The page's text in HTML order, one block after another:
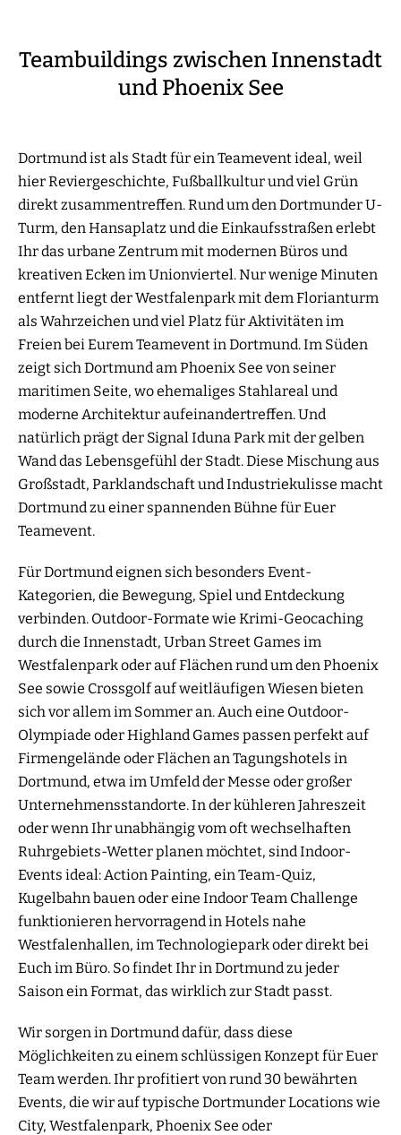
Teambuildings zwischen Innenstadt
und Phoenix See
Dortmund ist als Stadt für ein Teamevent ideal, weil
hier Reviergeschichte, Fußballkultur und viel Grün
direkt zusammentreffen. Rund um den Dortmunder U-
Turm, den Hansaplatz und die Einkaufsstraßen erlebt
Ihr das urbane Zentrum mit modernen Büros und
kreativen Ecken im Unionviertel. Nur wenige Minuten
entfernt liegt der Westfalenpark mit dem Florianturm
als Wahrzeichen und viel Platz für Aktivitäten im
Freien bei Eurem Teamevent in Dortmund. Im Süden
zeigt sich Dortmund am Phoenix See von seiner
maritimen Seite, wo ehemaliges Stahlareal und
moderne Architektur aufeinandertreffen. Und
natürlich prägt der Signal Iduna Park mit der gelben
Wand das Lebensgefühl der Stadt. Diese Mischung aus
Großstadt, Parklandschaft und Industriekulisse macht
Dortmund zu einer spannenden Bühne für Euer
Teamevent.
Für Dortmund eignen sich besonders Event-
Kategorien, die Bewegung, Spiel und Entdeckung
verbinden. Outdoor-Formate wie Krimi-Geocaching
durch die Innenstadt, Urban Street Games im
Westfalenpark oder auf Flächen rund um den Phoenix
See sowie Crossgolf auf weitläufigen Wiesen bieten
sich vor allem im Sommer an. Auch eine Outdoor-
Olympiade oder Highland Games passen perfekt auf
Firmengelände oder Flächen an Tagungshotels in
Dortmund, etwa im Umfeld der Messe oder großer
Unternehmensstandorte. In der kühleren Jahreszeit
oder wenn Ihr unabhängig vom oft wechselhaften
Ruhrgebiets-Wetter planen möchtet, sind Indoor-
Events ideal: Action Painting, ein Team-Quiz,
Kugelbahn bauen oder eine Indoor Team Challenge
funktionieren hervorragend in Hotels nahe
Westfalenhallen, im Technologiepark oder direkt bei
Euch im Büro. So findet Ihr in Dortmund zu jeder
Saison ein Format, das wirklich zur Stadt passt.
Wir sorgen in Dortmund dafür, dass diese
Möglichkeiten zu einem schlüssigen Konzept für Euer
Team werden. Ihr profitiert von rund 30 bewährten
Events, die wir auf typische Dortmunder Locations wie
City, Westfalenpark, Phoenix See oder